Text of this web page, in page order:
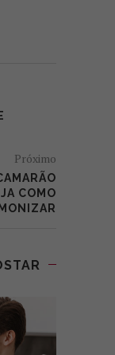
Próximo
COMO